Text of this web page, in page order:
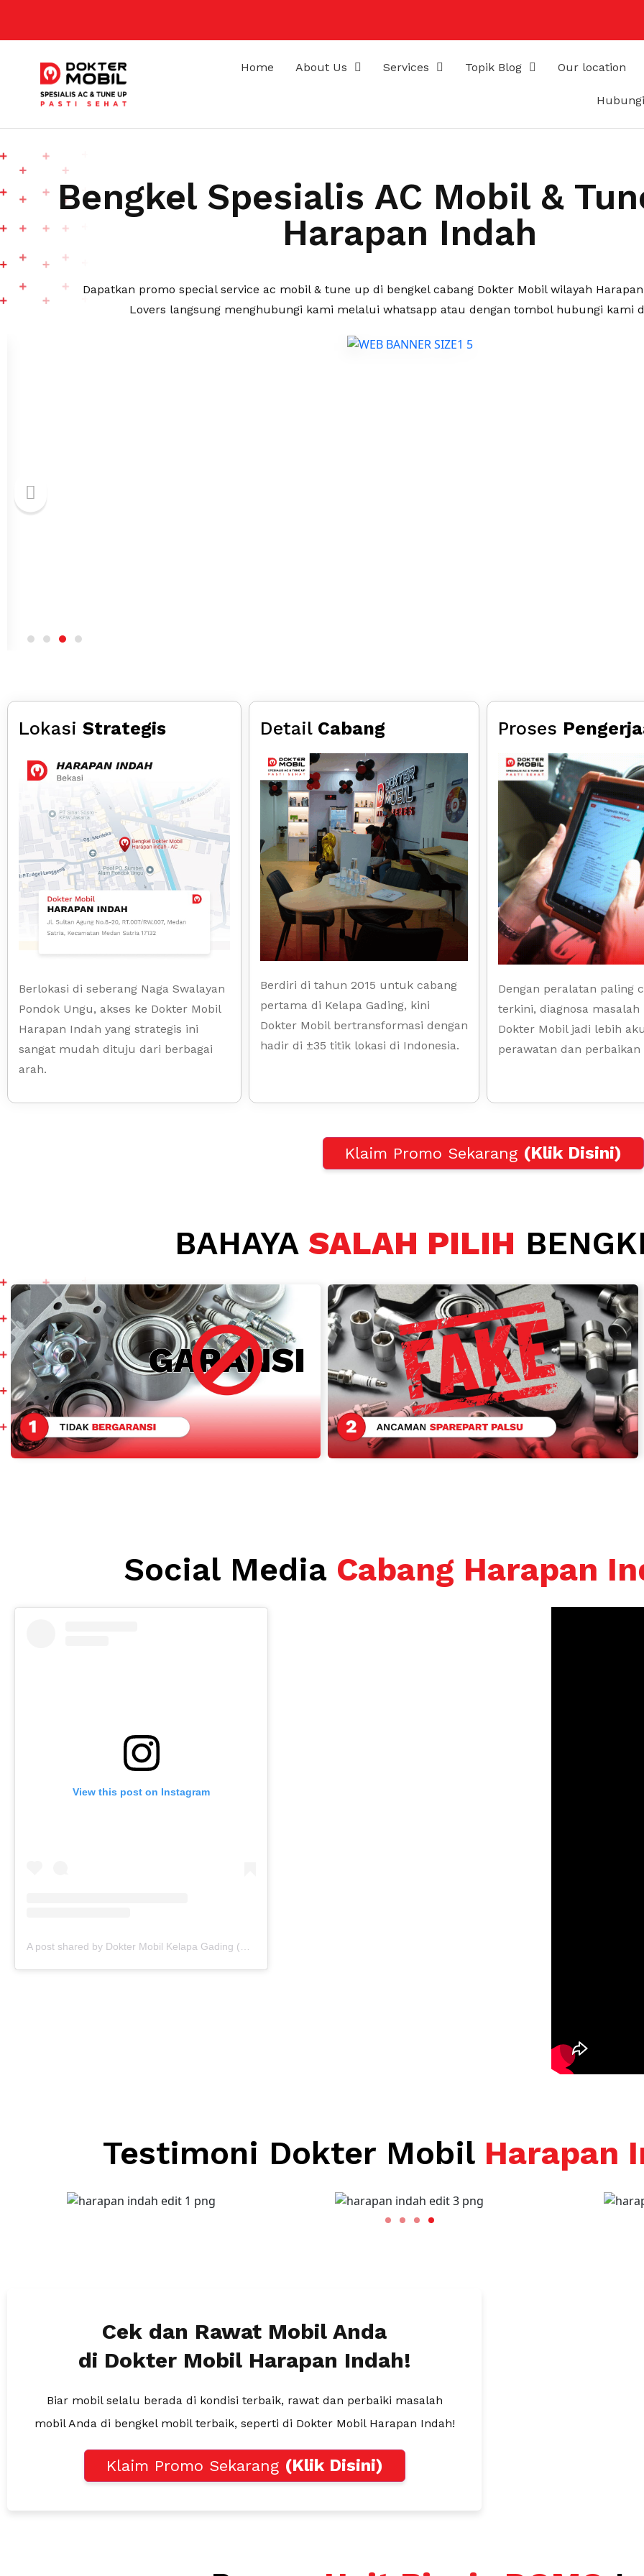
Home About Us Services Topik Blog Our location
Bengkel Spesialis AC Mobil &
Harapan Indah
Dapatkan promo special service ac mobil & tune up di bengkel cabang Dokter Mobil wilayah
Lovers langsung menghubungi kami melalui whatsapp atau dengan tombol hubungi kami
Lokasi Strategis
Berlokasi di seberang Naga Swalayan
Pondok Ungu, akses ke Dokter Mobil
Harapan Indah yang strategis ini
sangat mudah dituju dari berbagai
arah.
Detail Cabang
Berdiri di tahun 2015 untuk cabang
pertama di Kelapa Gading, kini
Dokter Mobil bertransformasi dengan
hadir di ±35 titik lokasi di Indonesia.
Proses
Dengan peralatan paling
terkini, diagnosa
Dokter Mobil jadi lebih
perawatan dan perbaikan
Klaim Promo Sekarang (Klik Disini)
BAHAYA SALAH PILIH
Social Media Cabang Harapan
View this post on Instagram
Testimoni Dokter Mobil Harapan
Cek dan Rawat Mobil Anda
di Dokter Mobil Harapan Indah!
Biar mobil selalu berada di kondisi terbaik, rawat dan perbaiki masalah
mobil Anda di bengkel mobil terbaik, seperti di Dokter Mobil Harapan Indah!
Klaim Promo Sekarang (Klik Disini)